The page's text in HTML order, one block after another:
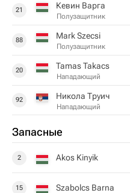
21 Кевин Варга
Полузащитник
88 Mark Szecsi
Полузащитник
20 Tamas Takacs
Нападающий
92 Никола Труич
Нападающий
Запасные
2 Akos Kinyik
15 Szabolcs Barna